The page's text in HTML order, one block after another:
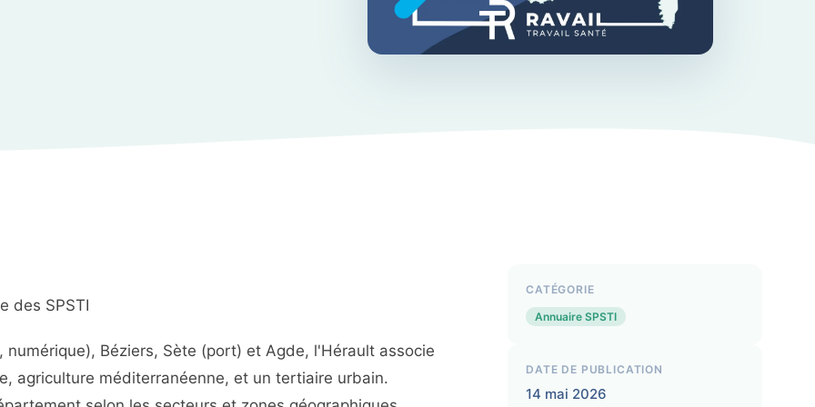
des SPSTI
Béziers, Sète (port) et Agde, l'Hérault associe
agriculture méditerranéenne, et un tertiaire urbain.
CATÉGORIE
Annuaire SPSTI
DATE DE PUBLICATION
14 mai 2026